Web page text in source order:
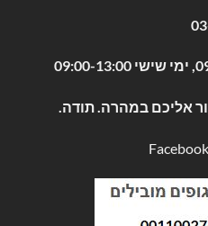
אליכם במהרה. תודה.
Facebook